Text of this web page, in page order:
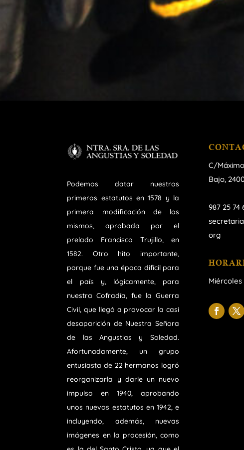
Podemos datar nuestros
primeros estatutos en 1578 y la
primera modificación de los
mismos, aprobada por el
prelado Francisco Trujillo, en
1582. Otro hito importante,
porque fue una época difícil para
el país y, lógicamente, para
nuestra Cofradía, fue la Guerra
Civil, que llegó a provocar la casi
desaparición de Nuestra Señora
de las Angustias y Soledad.
Afortunadamente, un grupo
entusiasta de 22 hermanos logró
reorganizarla y darle un nuevo
impulso en 1940, aprobando
unos nuevos estatutos en 1942, e
incluyendo, además, nuevas
imágenes en la procesión, como
C/
Bajo,
987 25 74
org
Miércoles